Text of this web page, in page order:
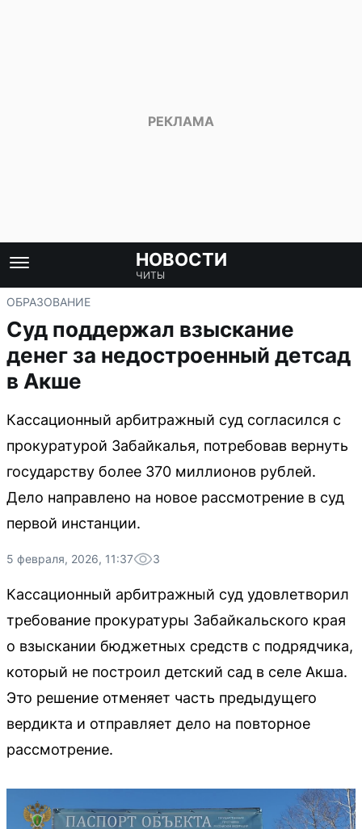
НОВОСТИ
ЧИТЫ
ОБРАЗОВАНИЕ
Суд поддержал взыскание
денег за недостроенный детсад
в Акше
Кассационный арбитражный суд согласился с
прокуратурой Забайкалья, потребовав вернуть
государству более 370 миллионов рублей.
Дело направлено на новое рассмотрение в суд
первой инстанции.
5 февраля, 2026, 11:37 3
Кассационный арбитражный суд удовлетворил
требование прокуратуры Забайкальского края
о взыскании бюджетных средств с подрядчика,
который не построил детский сад в селе Акша.
Это решение отменяет часть предыдущего
вердикта и отправляет дело на повторное
рассмотрение.